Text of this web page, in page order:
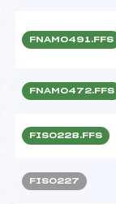
FNAM0491.FFS
FNAM0472.FFS
FIS0228.FFS
FIS0227